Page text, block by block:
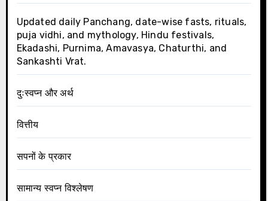
Updated daily Panchang, date-wise fasts, rituals,
puja vidhi, and mythology, Hindu festivals,
Ekadashi, Purnima, Amavasya, Chaturthi, and
Sankashti Vrat.
दुःस्वप्न और अर्थ
वित्तीय
सपनों के प्रकार
सामान्य स्वप्न विश्लेषण